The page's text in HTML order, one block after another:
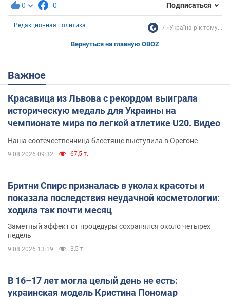
0 0 Подписаться
Редакционная политика «Україна рік тому...
Вернуться на главную OBOZ
Важное
Красавица из Львова с рекордом выиграла
историческую медаль для Украины на
чемпионате мира по легкой атлетике U20. Видео
Наша соотечественница блестяще выступила в Орегоне
9.08.2026 09:32 67,5 т.
Бритни Спирс призналась в уколах красоты и
показала последствия неудачной косметологии:
ходила так почти месяц
Заметный эффект от процедуры сохранялся около четырех
недель
9.08.2026 13:19 3,5 т.
В 16–17 лет могла целый день не есть:
украинская модель Кристина Пономар